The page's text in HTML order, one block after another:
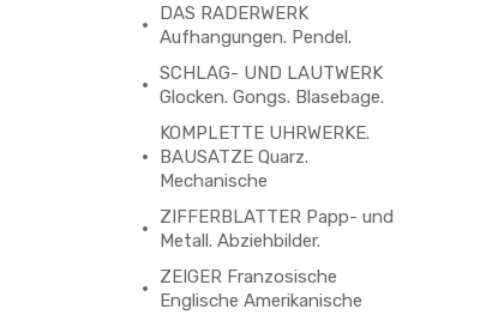
DAS RADERWERK
Aufhangungen. Pendel.
SCHLAG- UND LAUTWERK
Glocken. Gongs. Blasebage.
KOMPLETTE UHRWERKE.
BAUSATZE Quarz.
Mechanische
ZIFFERBLATTER Papp- und
Metall. Abziehbilder.
ZEIGER Franzosische
Englische Amerikanische